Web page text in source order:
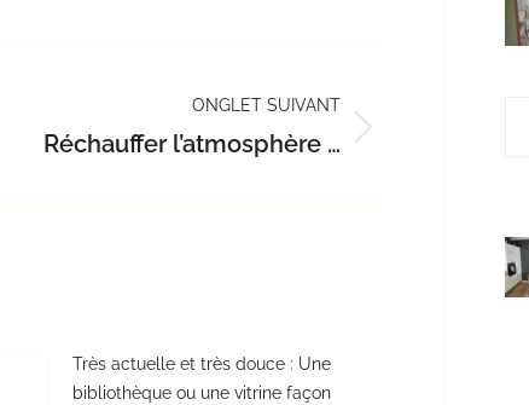
ONGLET SUIVANT
Réchauffer l’atmosphère …
Très actuelle et très douce : Une
bibliothèque ou une vitrine façon